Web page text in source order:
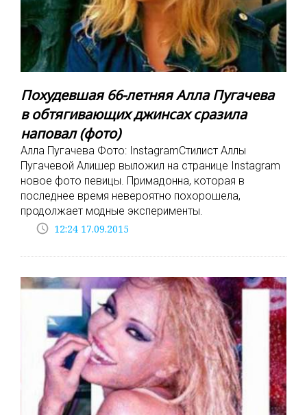
Похудевшая 66-летняя Алла Пугачева
в обтягивающих джинсах сразила
наповал (фото)
Алла Пугачева Фото: InstagramСтилист Аллы
Пугачевой Алишер выложил на странице Instagram
новое фото певицы. Примадонна, которая в
последнее время невероятно похорошела,
продолжает модные эксперименты.
access_time 12:24 17.09.2015